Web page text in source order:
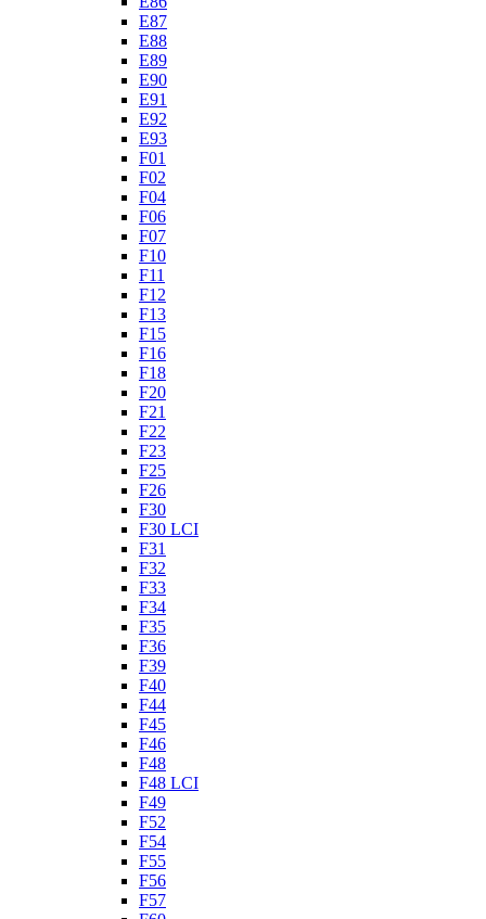
E87
E88
E89
E90
E91
E92
E93
F01
F02
F04
F06
F07
F10
F11
F12
F13
F15
F16
F18
F20
F21
F22
F23
F25
F26
F30
F30 LCI
F31
F32
F33
F34
F35
F36
F39
F40
F44
F45
F46
F48
F48 LCI
F49
F52
F54
F55
F56
F57